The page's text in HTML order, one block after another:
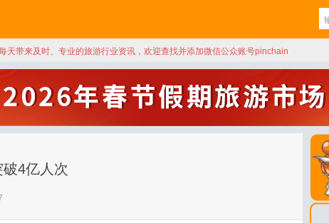
天带来及时、专业的旅游行业资讯，欢迎查找并添加微信公众账号pinchain
4亿人次